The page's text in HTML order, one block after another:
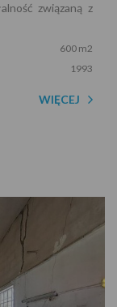
związaną z
600 m2
1993
WIĘCEJ